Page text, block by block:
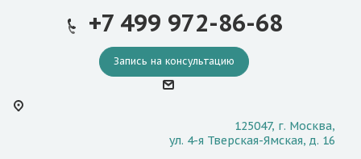
+7 499 972-86-68
Запись на консультацию
125047, г. Москва,
ул. 4-я Тверская-Ямская, д. 16